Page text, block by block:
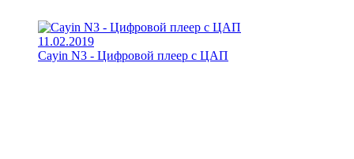
11.02.2019
Cayin N3 - Цифровой плеер с ЦАП